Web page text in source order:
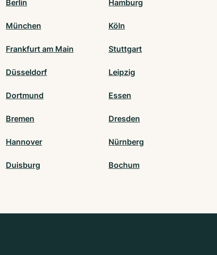
Berlin Hamburg
München Köln
Frankfurt am Main Stuttgart
Düsseldorf Leipzig
Dortmund Essen
Bremen Dresden
Hannover Nürnberg
Duisburg Bochum